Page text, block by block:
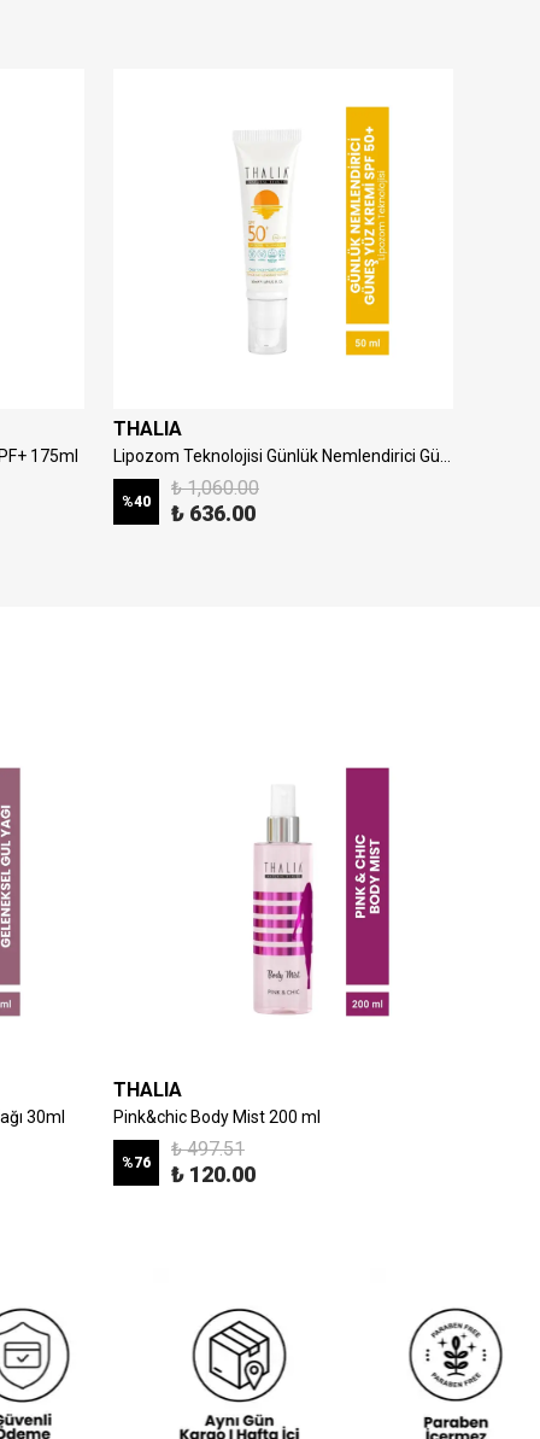
175ml
THALIA
%40
₺ 1,060.00
₺ 636.00
30ml
THALIA
Pink&chic Body Mist 200 ml
%76
₺ 497.51
₺ 120.00